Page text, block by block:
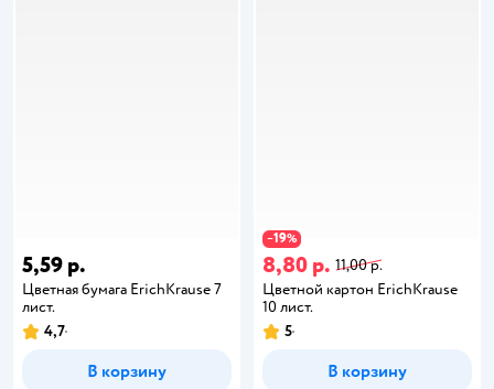
5,59 р.
Цветная бумага ErichKrause 7
лист.
4,7
В корзину
−19%
8,80 р. 11,00 р.
Цветной картон ErichKrause
10 лист.
5
В корзину